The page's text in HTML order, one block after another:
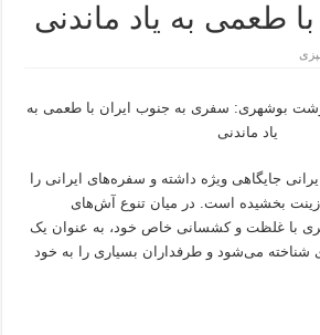
طعمی به یاد ماندنی
جایگاهی ویژه داشته و سفره‌های ایرانی را
بخشیده است. در میان تنوع آش‌های
با غلظت و کشسانی خاص خود، به عنوان یک
شناخته می‌شود و طرفداران بسیاری را به خود